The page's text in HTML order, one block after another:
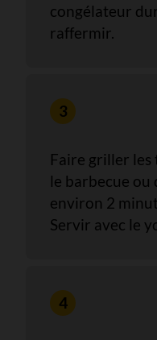
congélateur
raffermir.
Faire griller les
le barbecue ou
environ 2
Servir avec le